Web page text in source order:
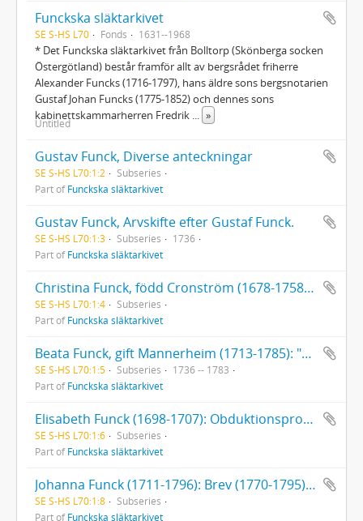
Funckska släktarkivet
SE S-HS L70 Fonds 1631--1968
* Det Funckska släktarkivet från Bolltorp (Skönberga socken
Östergötland) består framför allt av bergsrådet friherre
Alexander Funcks (1716-1797), hans äldre sons bergsnotarien
Gustaf Johan Funcks (1775-1852) och dennes sons
kabinettskammarherren Fredrik
»
Untitled
Gustav Funck, Diverse anteckningar
SE S-HS L70:1:2
Subseries
Part ofFunckska släktarkivet
Gustav Funck, Arvskifte efter Gustaf Funck.
SE S-HS L70:1:3 Subseries
1736
Part ofFunckska släktarkivet
Christina Funck, född Cronström (1678-1758): 1 brev till Christina Funck (1736). Testamente (1744). Diverse papper rörande Christina Funcks sterbhus
SE S-HS L70:1:4
Subseries
Part ofFunckska släktarkivet
Beata Funck, gift Mannerheim (1713-1785): "Förteckning på det doter Beata Funck hafwet bekommit till medgift utur huset d 1 Decemb. 1736". [Uppsatt av Christina Funck, född Cronström.]. Testamente (1775). Brev till Beata Funck, 6 st. (1783).
SE S-HS L70:1:5 Subseries
1736 -- 1783
Part ofFunckska släktarkivet
Elisabeth Funck (1698-1707): Obduktionsprotokoll av provinsialläkare Per Elfving
SE S-HS L70:1:6
Subseries
Part ofFunckska släktarkivet
Johanna Funck (1711-1796): Brev (1770-1795) till Johanna Funck. Franska skrivövningar av Johanna Funck. Fröken Johanna Funck, Räkenskaper, bouppteckning med mera
SE S-HS L70:1:8
Subseries
Part ofFunckska släktarkivet